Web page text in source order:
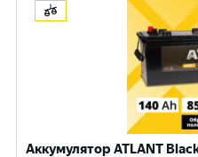
Аккумулятор ATLANT